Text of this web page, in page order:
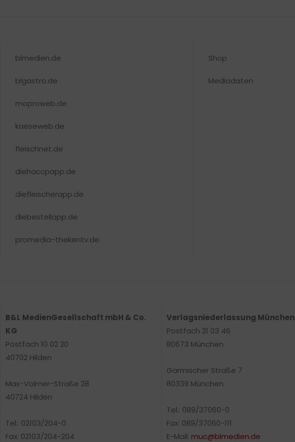
blmedien.de
blgastro.de
moproweb.de
kaeseweb.de
fleischnet.de
diehaccpapp.de
diefleischerapp.de
diebestellapp.de
promedia-thekentv.de
Shop
Mediadaten
B&L MedienGesellschaft mbH & Co.
KG
Postfach 10 02 20
40702 Hilden
Max-Volmer-Straße 28
40724 Hilden
Tel.: 02103/204-0
Fax: 02103/204-204
Verlagsniederlassung München
Postfach 21 03 46
80673 München
Garmischer Straße 7
80339 München
Tel.: 089/37060-0
Fax: 089/37060-111
E-Mail: muc@blmedien.de